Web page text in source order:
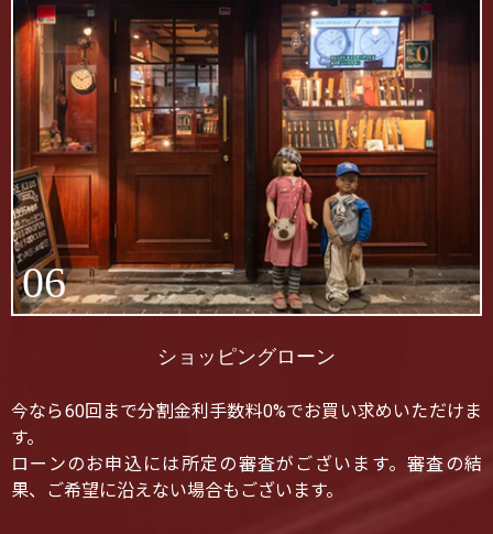
06
ショッピングローン
今なら60回まで分割金利手数料0%でお買い求めいただけま
す。
ローンのお申込には所定の審査がございます。審査の結
果、ご希望に沿えない場合もございます。